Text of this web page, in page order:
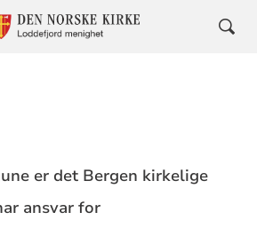
er det Bergen kirkelige
ansvar for